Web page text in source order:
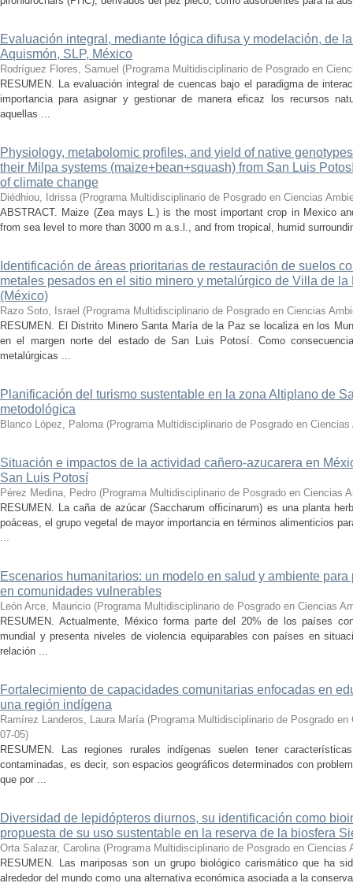
Evaluación integral, mediante lógica difusa y modelación, de
Aquismón, SLP, México
Rodríguez Flores, Samuel (Programa Multidisciplinario de Posgrado en
RESUMEN. La evaluación integral de cuencas bajo el paradigma de
importancia para asignar y gestionar de manera eficaz los recursos
aquellas ...
Physiology, metabolomic profiles, and yield of native
their Milpa systems (maize+bean+squash) from San Luis
of climate change
Diédhiou, Idrissa (Programa Multidisciplinario de Posgrado en Ciencias
ABSTRACT. Maize (Zea mays L.) is the most important crop in Mexico
from sea level to more than 3000 m a.s.l., and from tropical, humid
Identificación de áreas prioritarias de restauración de suelos
metales pesados en el sitio minero y metalúrgico de Villa de la
(México)
Razo Soto, Israel (Programa Multidisciplinario de Posgrado en Ciencias
RESUMEN. El Distrito Minero Santa María de la Paz se localiza en los
en el margen norte del estado de San Luis Potosí. Como
metalúrgicas ...
Planificación del turismo sustentable en la zona Altiplano de
metodológica
Blanco López, Paloma (Programa Multidisciplinario de Posgrado en
Situación e impactos de la actividad cañero-azucarera en
San Luis Potosí
Pérez Medina, Pedro (Programa Multidisciplinario de Posgrado en Ciencias
RESUMEN. La caña de azúcar (Saccharum officinarum) es una planta
poáceas, el grupo vegetal de mayor importancia en términos alimenticios
...
Escenarios humanitarios: un modelo en salud y ambiente
en comunidades vulnerables
León Arce, Mauricio (Programa Multidisciplinario de Posgrado en Ciencias
RESUMEN. Actualmente, México forma parte del 20% de los países
mundial y presenta niveles de violencia equiparables con países en
relación ...
Fortalecimiento de capacidades comunitarias enfocadas en
una región indígena
Ramírez Landeros, Laura María (Programa Multidisciplinario de Posgrado
07-05)
RESUMEN. Las regiones rurales indígenas suelen tener
contaminadas, es decir, son espacios geográficos determinados con
que por ...
Diversidad de lepidópteros diurnos, su identificación como
propuesta de su uso sustentable en la reserva de la biosfera
Orta Salazar, Carolina (Programa Multidisciplinario de Posgrado en Ciencias
RESUMEN. Las mariposas son un grupo biológico carismático que ha
alrededor del mundo como una alternativa económica asociada a la